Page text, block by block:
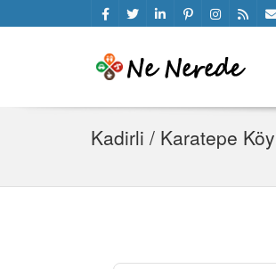
Kadirli / Karatepe